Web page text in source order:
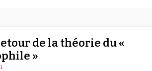
de la théorie du «
»